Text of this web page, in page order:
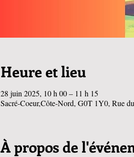
Heure et lieu
28 juin 2025, 10 h 00 – 11 h 15
Sacré-Coeur,Côte-Nord, G0T 1Y0, Rue
À propos de